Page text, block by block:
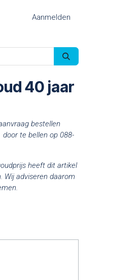
Aanmelden
40 jaar
bestellen
te bellen op 088-
heeft dit artikel
Wij adviseren daarom